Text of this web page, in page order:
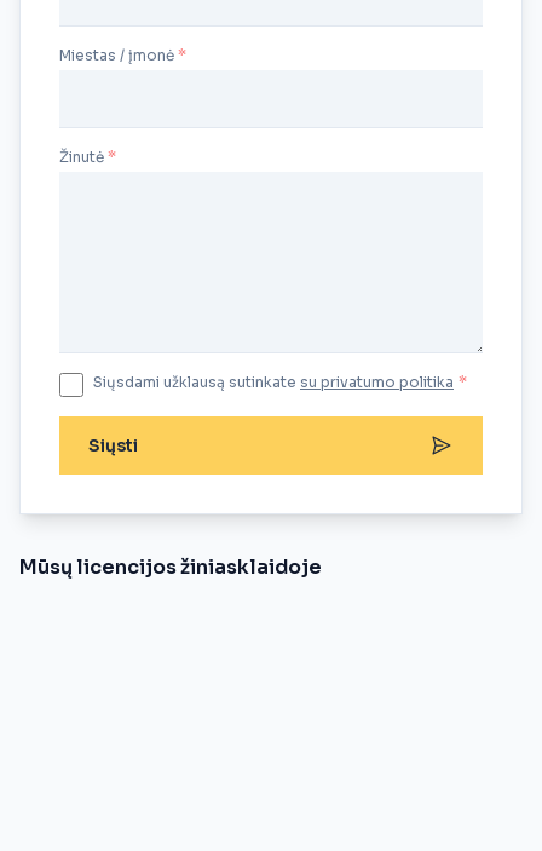
Žinutė
Miestas / įmonė
Siųsdami užklausą sutinkate su privatumo politika *
Siųsti
Mūsų licencijos žiniasklaidoje